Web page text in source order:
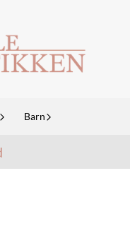
Barn